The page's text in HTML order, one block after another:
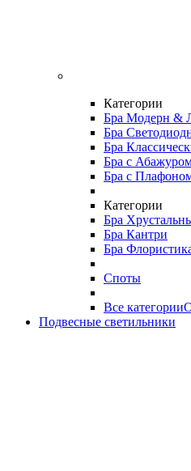
Категории
Бра Модерн &
Бра
Бра
Бра с
Бра с
Категории
Бра
Бра Кантри
Бра
Споты
Все категории
Подвесные светильники